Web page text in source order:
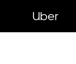
principal
Uber